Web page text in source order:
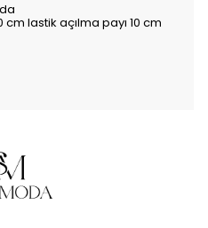
lastik açılma payı 10 cm